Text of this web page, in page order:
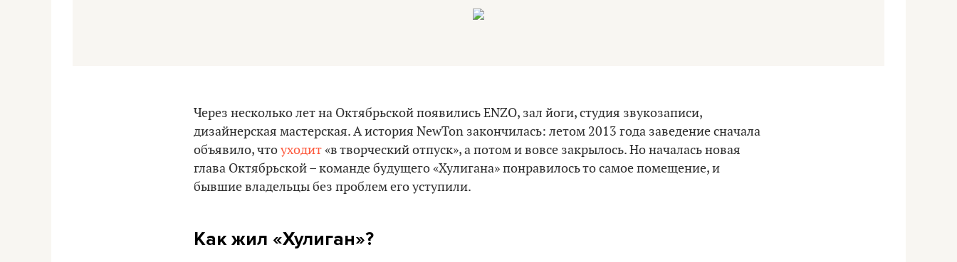
Через несколько лет на Октябрьской появились ENZO, зал йоги, студия звукозаписи,
дизайнерская мастерская. А история NewTon закончилась: летом 2013 года заведение сначала
объявило, чтоуходит«‎в творческий отпуск», а потом и вовсе закрылось. Но началась новая
глава Октябрьской – команде будущего «‎Хулигана» понравилось то самое помещение, и
бывшие владельцы без проблем его уступили.
Как жил «‎Хулиган»?